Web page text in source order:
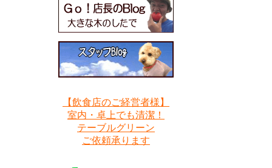
【飲食店のご経営者様】
室内・卓上でも清潔！
テーブルグリーン
ご依頼承ります